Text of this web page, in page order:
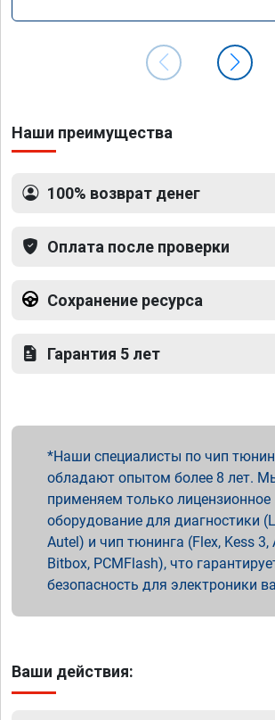
Наши преимущества
100% возврат денег
Оплата после проверки
Сохранение ресурса
Гарантия 5 лет
Наши специалисты по чип
обладают опытом более 8 лет.
применяем только лицензионное
оборудование для диагностики
Autel) и чип тюнинга (Flex, Kess 3,
Bitbox, PCMFlash), что
безопасность для электроники
Ваши действия: